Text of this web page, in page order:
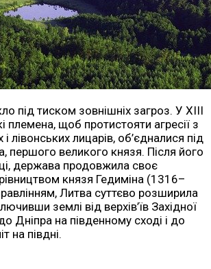
під тиском зовнішніх загроз. У XIII
племена, щоб протистояти агресії з
лівонських лицарів, об’єдналися під
першого великого князя. Після його
держава продовжила своє
князя Гедиміна (1316–
Литва суттєво розширила
землі від верхів’їв Західної
Дніпра на південному сході і до
на півдні.